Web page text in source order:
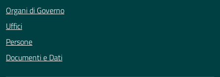
Organi di Governo
Uffici
Persone
Documenti e Dati